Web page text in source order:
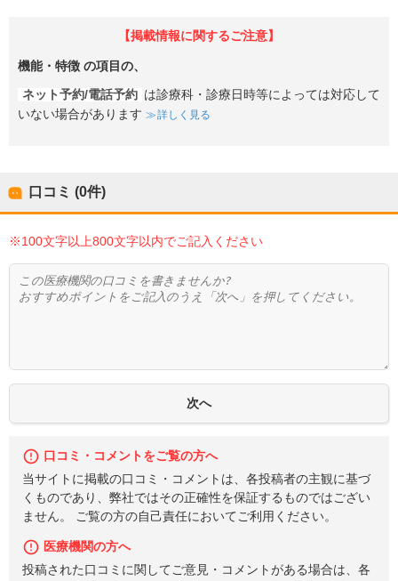
【掲載情報に関するご注意】
機能・特徴 の項目の、
ネット予約/電話予約 は診療科・診療日時等によっては対応して
いない場合があります
詳しく見る
口コミ (0件)
※100文字以上800文字以内でご記入ください
口コミ・コメントをご覧の方へ
当サイトに掲載の口コミ・コメントは、各投稿者の主観に基づ
くものであり、弊社ではその正確性を保証するものではござい
ません。 ご覧の方の自己責任においてご利用ください。
医療機関の方へ
投稿された口コミに関してご意見・コメントがある場合は、各